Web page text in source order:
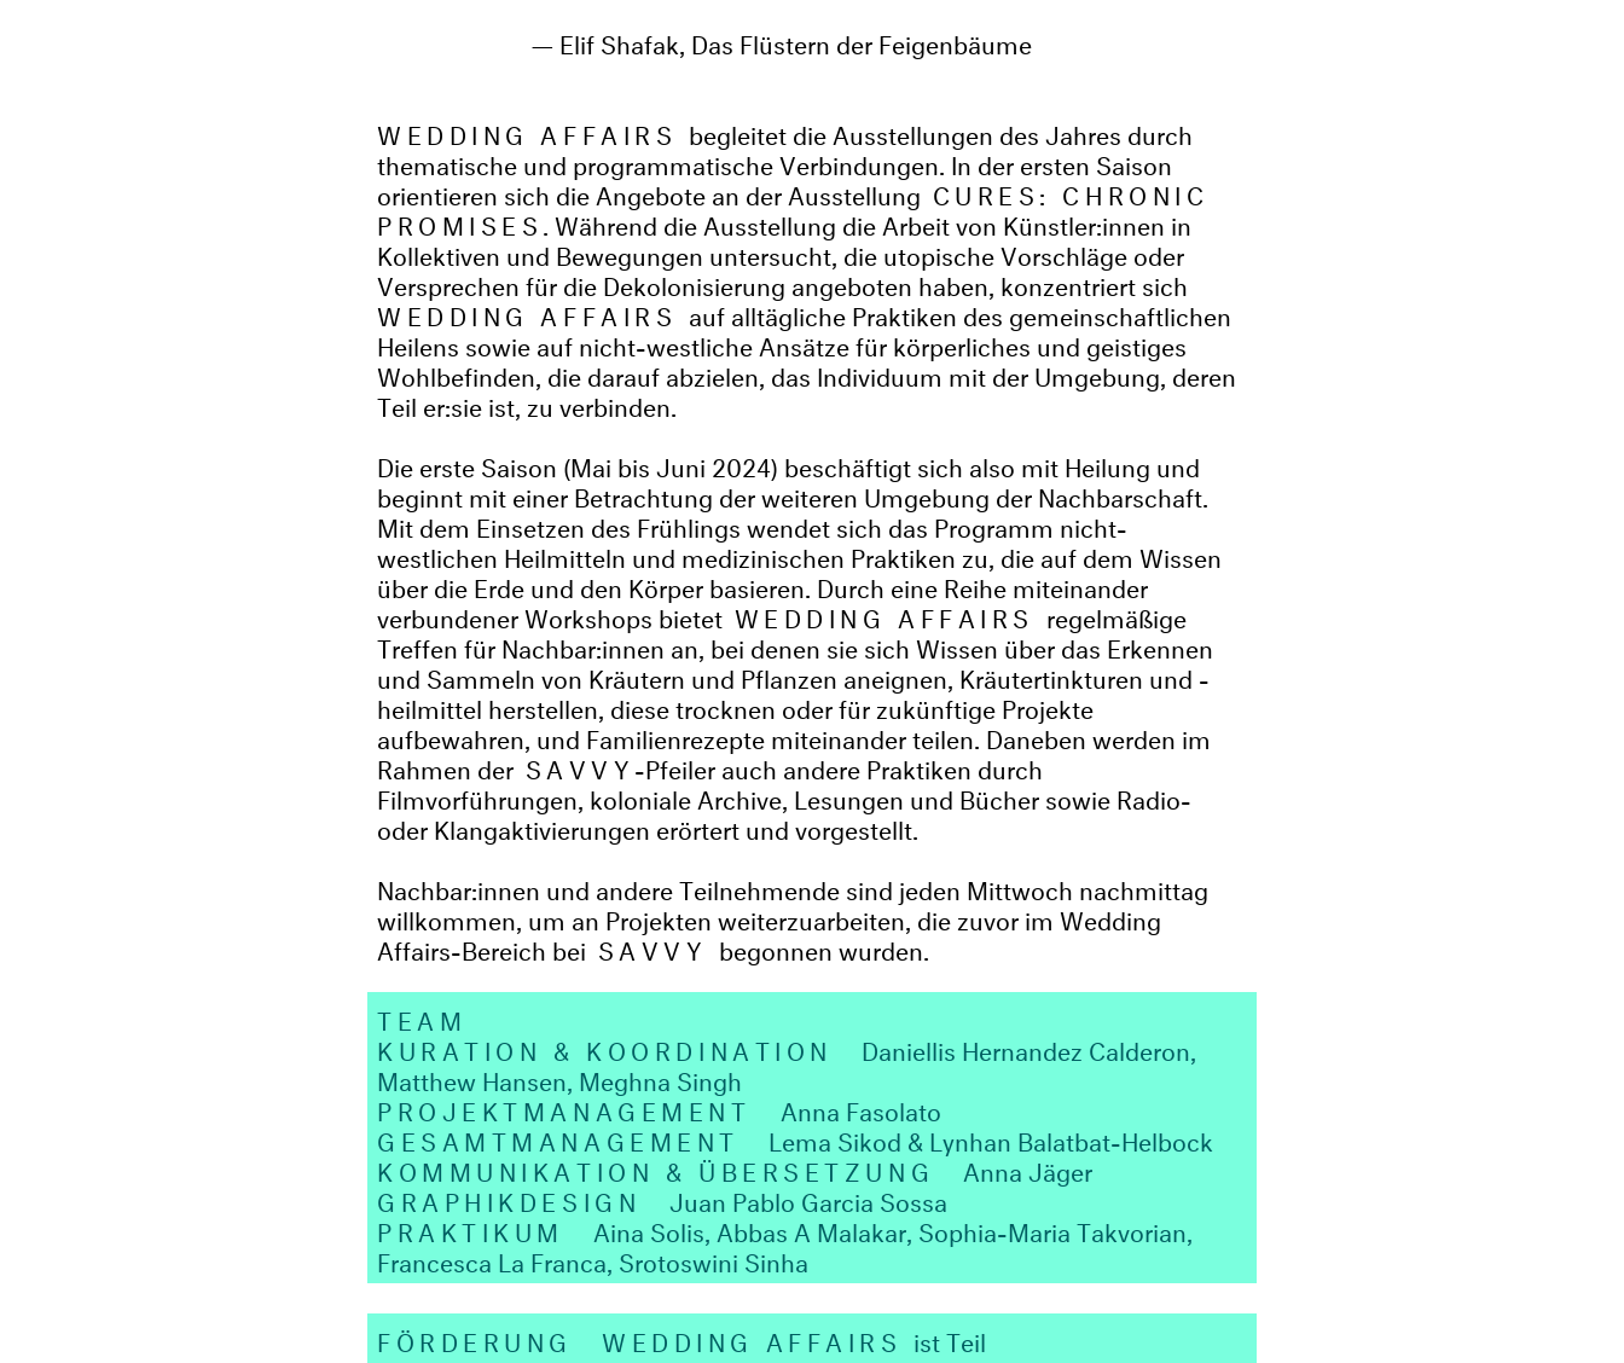
Elif Shafak, Das Flüstern der Feigenbäume
WEDDING AFFAIRS begleitet die Ausstellungen des Jahres durch
thematische und programmatische Verbindungen. In der ersten Saison
orientieren sich die Angebote an der Ausstellung CURES: CHRONIC
PROMISES . Während die Ausstellung die Arbeit von Künstler:innen in
Kollektiven und Bewegungen untersucht, die utopische Vorschläge oder
Versprechen für die Dekolonisierung angeboten haben, konzentriert sich
WEDDING AFFAIRS auf alltägliche Praktiken des gemeinschaftlichen
Heilens sowie auf nicht-westliche Ansätze für körperliches und geistiges
Wohlbefinden, die darauf abzielen, das Individuum mit der Umgebung, deren
Teil er:sie ist, zu verbinden.
Die erste Saison (Mai bis Juni 2024) beschäftigt sich also mit Heilung und
beginnt mit einer Betrachtung der weiteren Umgebung der Nachbarschaft.
Mit dem Einsetzen des Frühlings wendet sich das Programm nicht-
westlichen Heilmitteln und medizinischen Praktiken zu, die auf dem Wissen
über die Erde und den Körper basieren. Durch eine Reihe miteinander
verbundener Workshops bietet WEDDING AFFAIRS regelmäßige
Treffen für Nachbar:innen an, bei denen sie sich Wissen über das Erkennen
und Sammeln von Kräutern und Pflanzen aneignen, Kräutertinkturen und -
heilmittel herstellen, diese trocknen oder für zukünftige Projekte
aufbewahren, und Familienrezepte miteinander teilen. Daneben werden im
Rahmen der SAVVY-Pfeiler auch andere Praktiken durch
Filmvorführungen, koloniale Archive, Lesungen und Bücher sowie Radio-
oder Klangaktivierungen erörtert und vorgestellt.
Nachbar:innen und andere Teilnehmende sind jeden Mittwoch nachmittag
willkommen, um an Projekten weiterzuarbeiten, die zuvor im Wedding
Affairs-Bereich bei SAVVY begonnen wurden.
TEAM
KURATION & KOORDINATION
Daniellis Hernandez Calderon,
Matthew Hansen, Meghna Singh
PROJEKTMANAGEMENT
Anna Fasolato
GESAMTMANAGEMENT
Lema Sikod & Lynhan Balatbat-Helbock
KOMMUNIKATION & ÜBERSETZUNG Anna Jäger
GRAPHIKDESIGN
Juan Pablo Garcia Sossa
PRAKTIKUM
Aina Solis, Abbas A Malakar, Sophia-Maria Takvorian,
Francesca La Franca, Srotoswini Sinha
FÖRDERUNG WEDDING AFFAIRS ist Teil